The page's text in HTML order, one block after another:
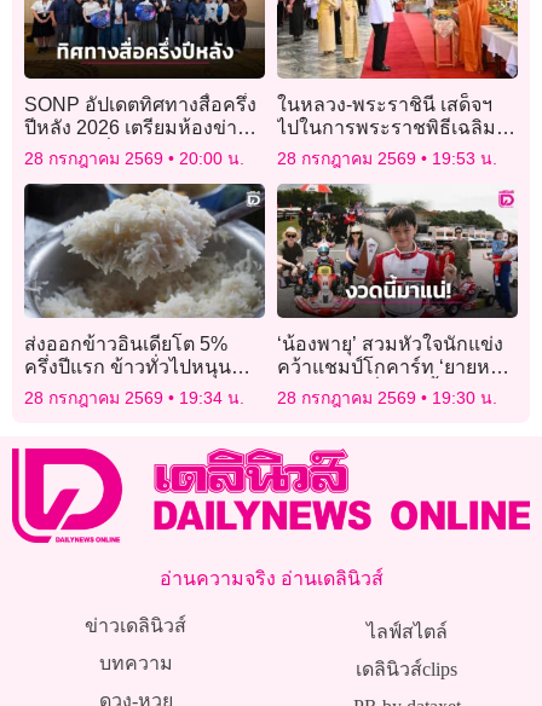
SONP อัปเดตทิศทางสื่อครึ่ง
ปีหลัง 2026 เตรียมห้องข่าว
รับการเปลี่ยนแปลงยุค AI
28 กรกฎาคม 2569 20:00 น.
ในหลวง-พระราชินี เสด็จฯ
ไปในการพระราชพิธีเฉลิม
พระชนมพรรษา 28
กรกฎาคม 2569
28 กรกฎาคม 2569 19:53 น.
ส่งออกข้าวอินเดียโต 5%
ครึ่งปีแรก ข้าวทั่วไปหนุน
ชดเชย “บาสมาติ” หด
28 กรกฎาคม 2569 19:34 น.
‘น้องพายุ’ สวมหัวใจนักแข่ง
คว้าแชมป์โกคาร์ท ‘ยายหนิง’
หลุดโฟกัส ลั่นงวดนี้มาแน่!
28 กรกฎาคม 2569 19:30 น.
อ่านความจริง อ่านเดลินิวส์
ข่าวเดลินิวส์
บทความ
ดวง-หวย
ไลฟ์สไตล์
เดลินิวส์clips